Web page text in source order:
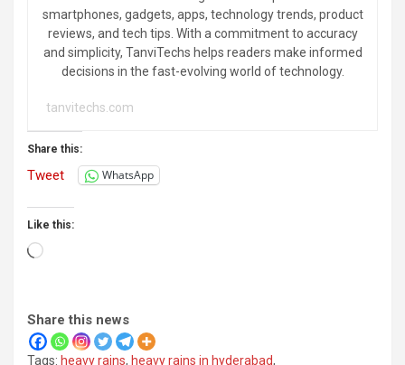
smartphones, gadgets, apps, technology trends, product
reviews, and tech tips. With a commitment to accuracy
and simplicity, TanviTechs helps readers make informed
decisions in the fast-evolving world of technology.
tanvitechs.com
Share this:
Tweet WhatsApp
Like this:
Loading…
Share this news
Tags: heavy rains, heavy rains in hyderabad,